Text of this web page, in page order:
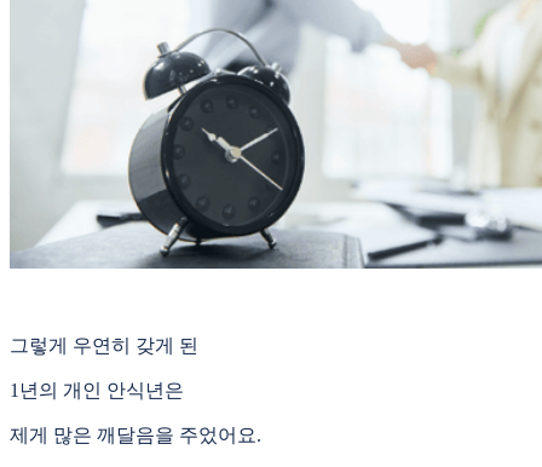
그렇게 우연히 갖게 된
1년의 개인 안식년은
제게 많은 깨달음을 주었어요.